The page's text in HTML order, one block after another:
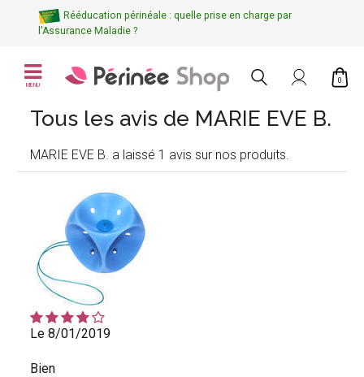
Rééducation périnéale : quelle prise en charge par
l'Assurance Maladie ?
MENU
0
Tous les avis de MARIE EVE B.
MARIE EVE B. a laissé 1 avis sur nos produits.
Le 8/01/2019
Bien